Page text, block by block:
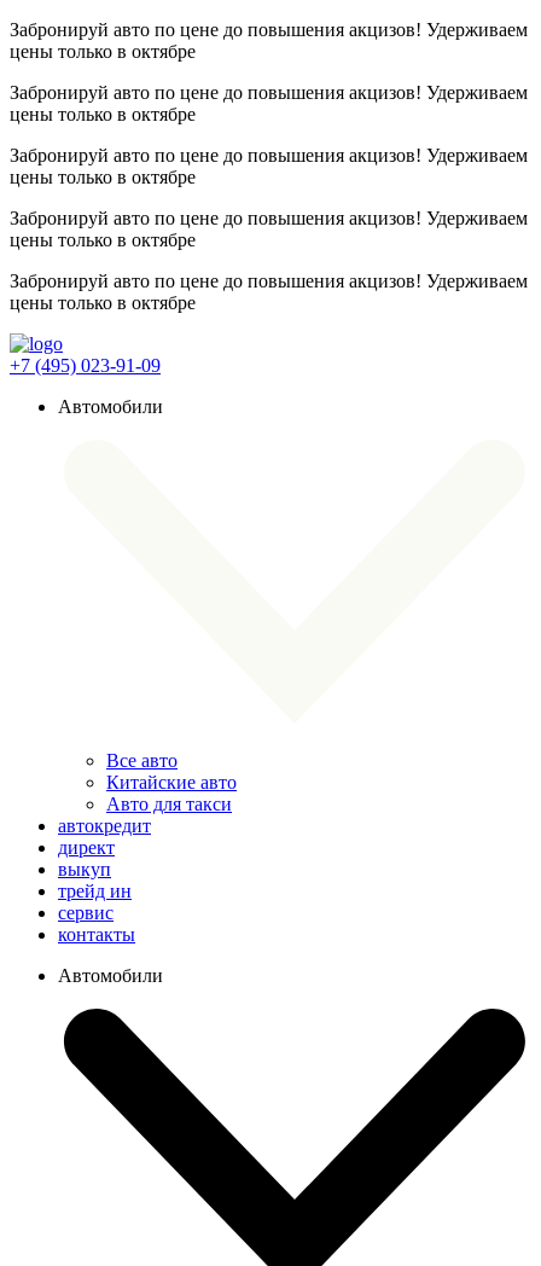
Забронируй авто по цене до повышения акцизов! Удерживаем
цены только в октябре
Забронируй авто по цене до повышения акцизов! Удерживаем
цены только в октябре
Забронируй авто по цене до повышения акцизов! Удерживаем
цены только в октябре
Забронируй авто по цене до повышения акцизов! Удерживаем
цены только в октябре
Забронируй авто по цене до повышения акцизов! Удерживаем
цены только в октябре
+7 (495) 023-91-09
Автомобили
Все авто
Китайские авто
Авто для такси
автокредит
директ
выкуп
трейд ин
сервис
контакты
Автомобили